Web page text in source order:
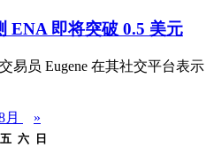
ENA 即将突破 0.5 美元
易员 Eugene 在其社交平台
月 »
五 六 日